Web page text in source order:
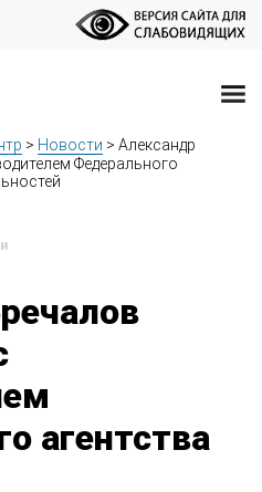
> Новости > Александр
Федерального
агентства